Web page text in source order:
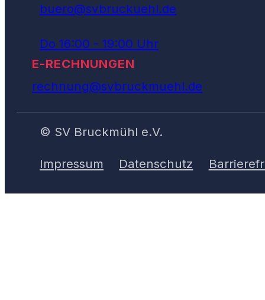
buero@svbruckuehl.de
Do 16:00 - 19:00 Uhr
E-RECHNUNGEN
rechnung@svbruckmuehl.de
© SV Bruckmühl e.V.
Impressum Datenschutz